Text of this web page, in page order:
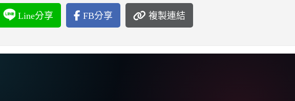
Line分享 FB分享 複製連結